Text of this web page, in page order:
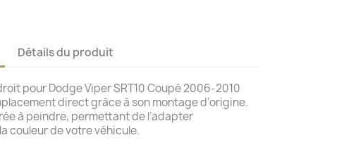
Détails du produit
pour Dodge Viper SRT10 Coupé 2006-2010
direct grâce à son montage d’origine.
à peindre, permettant de l’adapter
couleur de votre véhicule.